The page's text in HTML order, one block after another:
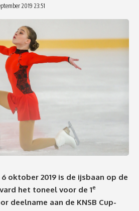
2019 23:51
6 oktober 2019 is de ijsbaan op de
het toneel voor de 1e
deelname aan de KNSB Cup-